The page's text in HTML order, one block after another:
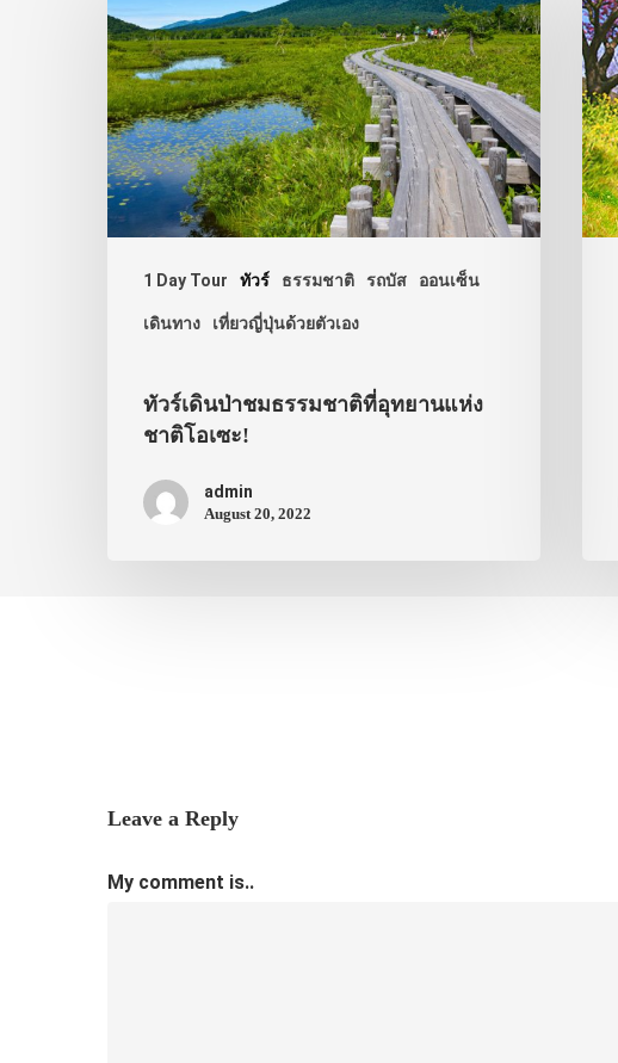
1 Day Tour ทัวร์ ธรรมชาติ รถบัส ออนเซ็น
เดินทาง เที่ยวญี่ปุ่นด้วยตัวเอง
ทัวร์เดินป่าชมธรรมชาติที่อุทยานแห่ง
ชาติโอเซะ!
admin
August 20, 2022
Leave a Reply
My comment is..